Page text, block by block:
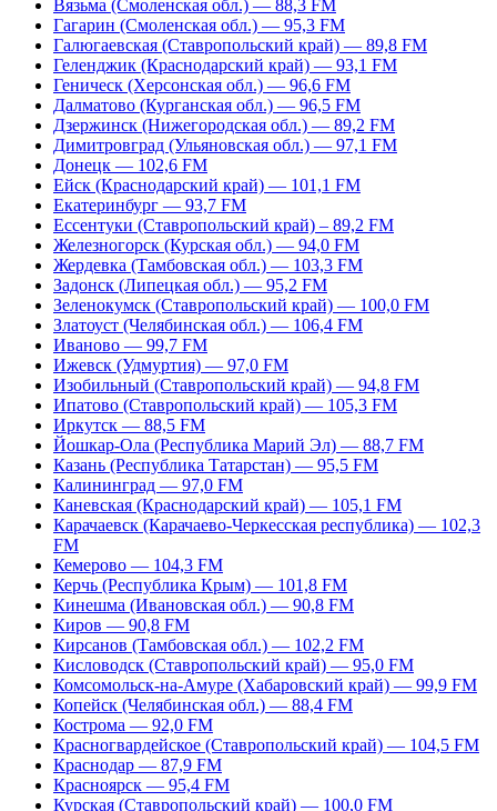
Вязьма (Смоленская обл.) — 88,3 FM
Гагарин (Смоленская обл.) — 95,3 FM
Галюгаевская (Ставропольский край) — 89,8 FM
Геленджик (Краснодарский край) — 93,1 FM
Геническ (Херсонская обл.) — 96,6 FM
Далматово (Курганская обл.) — 96,5 FM
Дзержинск (Нижегородская обл.) — 89,2 FM
Димитровград (Ульяновская обл.) — 97,1 FM
Донецк — 102,6 FM
Ейск (Краснодарский край) — 101,1 FM
Екатеринбург — 93,7 FM
Ессентуки (Ставропольский край) – 89,2 FM
Железногорск (Курская обл.) — 94,0 FM
Жердевка (Тамбовская обл.) — 103,3 FM
Задонск (Липецкая обл.) — 95,2 FM
Зеленокумск (Ставропольский край) — 100,0 FM
Златоуст (Челябинская обл.) — 106,4 FM
Иваново — 99,7 FM
Ижевск (Удмуртия) — 97,0 FM
Изобильный (Ставропольский край) — 94,8 FM
Ипатово (Ставропольский край) — 105,3 FM
Иркутск — 88,5 FM
Йошкар-Ола (Республика Марий Эл) — 88,7 FM
Казань (Республика Татарстан) — 95,5 FM
Калининград — 97,0 FM
Каневская (Краснодарский край) — 105,1 FM
Карачаевск (Карачаево-Черкесская республика) — 102,3
FM
Кемерово — 104,3 FM
Керчь (Республика Крым) — 101,8 FM
Кинешма (Ивановская обл.) — 90,8 FM
Киров — 90,8 FM
Кирсанов (Тамбовская обл.) — 102,2 FM
Кисловодск (Ставропольский край) — 95,0 FM
Комсомольск-на-Амуре (Хабаровский край) — 99,9 FM
Копейск (Челябинская обл.) — 88,4 FM
Кострома — 92,0 FM
Красногвардейское (Ставропольский край) — 104,5 FM
Краснодар — 87,9 FM
Красноярск — 95,4 FM
Курская (Ставропольский край) — 100,0 FM